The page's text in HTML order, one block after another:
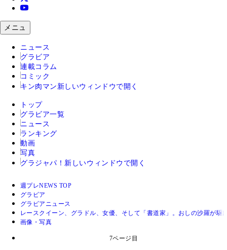
メニュ
ニュース
グラビア
連載コラム
コミック
キン肉マン 新しいウィンドウで開く
トップ
グラビア一覧
ニュース
ランキング
動画
写真
グラジャパ！ 新しいウィンドウで開く
週プレNEWS TOP
グラビア
グラビアニュース
レースクイーン、グラドル、女優、そして「書道家」。おしの沙羅が
画像・写真
7ページ目